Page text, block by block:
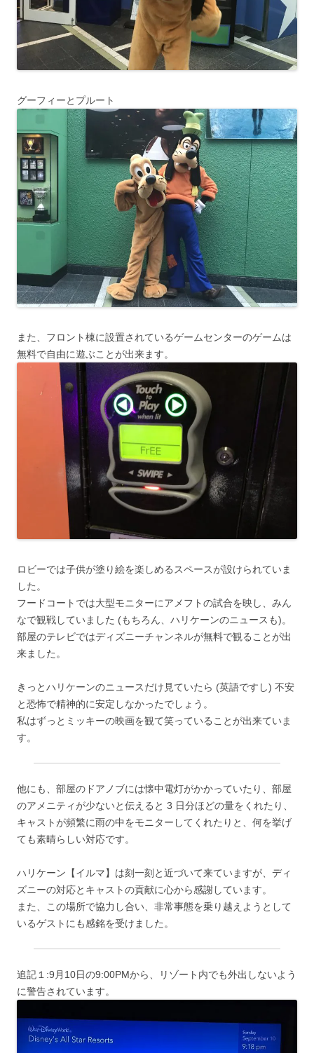
グーフィーとプルート
また、フロント棟に設置されているゲームセンターのゲームは
無料で自由に遊ぶことが出来ます。
ロビーでは子供が塗り絵を楽しめるスペースが設けられていま
した。
フードコートでは大型モニターにアメフトの試合を映し、みん
なで観戦していました (もちろん、ハリケーンのニュースも)。
部屋のテレビではディズニーチャンネルが無料で観ることが出
来ました。
きっとハリケーンのニュースだけ見ていたら (英語ですし) 不安
と恐怖で精神的に安定しなかったでしょう。
私はずっとミッキーの映画を観て笑っていることが出来ていま
す。
他にも、部屋のドアノブには懐中電灯がかかっていたり、部屋
のアメニティが少ないと伝えると 3 日分ほどの量をくれたり、
キャストが頻繁に雨の中をモニターしてくれたりと、何を挙げ
ても素晴らしい対応です。
ハリケーン【イルマ】は刻一刻と近づいて来ていますが、ディ
ズニーの対応とキャストの貢献に心から感謝しています。
また、この場所で協力し合い、非常事態を乗り越えようとして
いるゲストにも感銘を受けました。
追記１:9月10日の9:00PMから、リゾート内でも外出しないよう
に警告されています。